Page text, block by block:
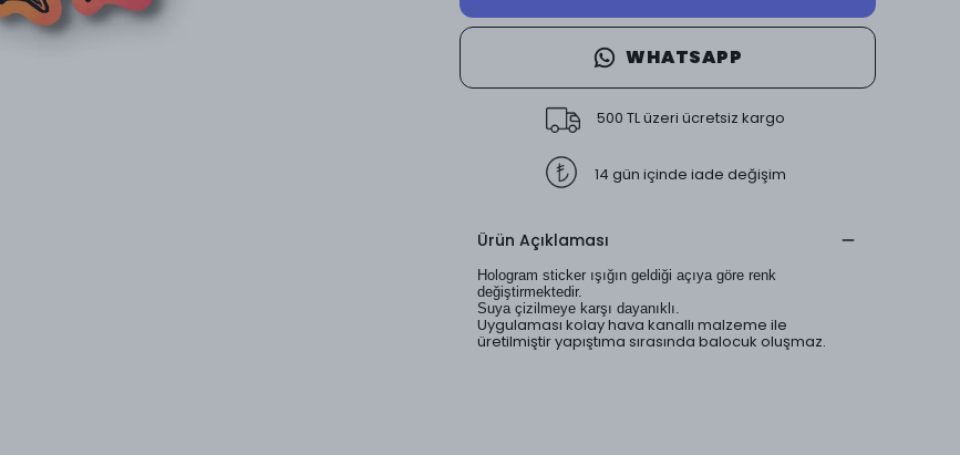
WHATSAPP
500 TL üzeri ücretsiz kargo
14 gün içinde iade değişim
Ürün Açıklaması
Hologram sticker ışığın geldiği açıya göre renk
değiştirmektedir.
Suya çizilmeye karşı dayanıklı.
Uygulaması kolay hava kanallı malzeme ile
üretilmiştir yapıştıma sırasında balocuk oluşmaz.